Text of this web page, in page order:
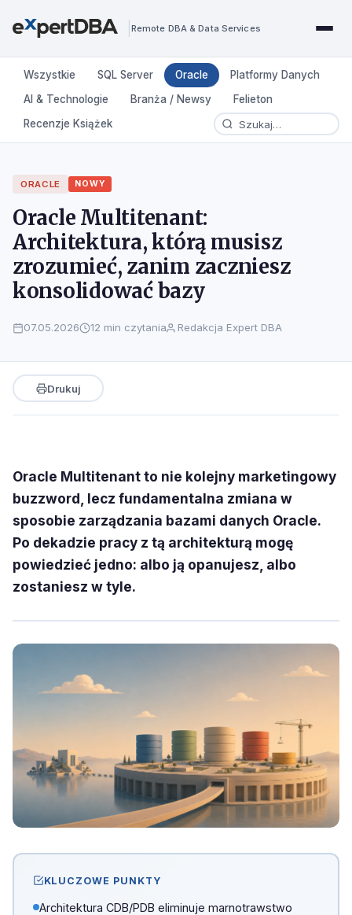
Remote DBA & Data Services
Wszystkie SQL Server Oracle
Platformy Danych
AI & Technologie
Branża / Newsy
Felieton
Recenzje Książek
ORACLE NOWY
Oracle Multitenant:
Architektura, którą musisz
zrozumieć, zanim zaczniesz
konsolidować bazy
07.05.2026 12 min czytania Redakcja Expert DBA
Drukuj
Oracle Multitenant to nie kolejny marketingowy
buzzword, lecz fundamentalna zmiana w
sposobie zarządzania bazami danych Oracle.
Po dekadzie pracy z tą architekturą mogę
powiedzieć jedno: albo ją opanujesz, albo
zostaniesz w tyle.
KLUCZOWE PUNKTY
Architektura CDB/PDB eliminuje marnotrawstwo